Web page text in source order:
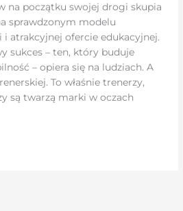
na początku swojej drogi skupia
sprawdzonym modelu
i atrakcyjnej ofercie edukacyjnej.
sukces – ten, który buduje
– opiera się na ludziach. A
To właśnie trenerzy,
są twarzą marki w oczach